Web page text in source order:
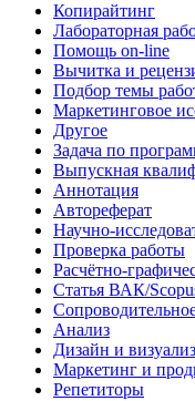
Копирайтинг
Лабораторная
Помощь on-line
Вычитка и
Подбор темы
Маркетинговое
Другое
Задача по
Выпускная
Аннотация
Автореферат
Научно-
Проверка работы
Расчётно-
Статья ВАК/
Анализ
Дизайн и
Маркетинг и
Репетиторы